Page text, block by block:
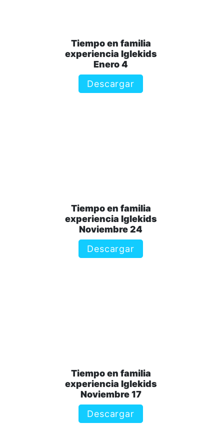
Tiempo en familia
experiencia Iglekids
Enero 4
Descargar
Tiempo en familia
experiencia Iglekids
Noviembre 24
Descargar
Tiempo en familia
experiencia Iglekids
Noviembre 17
Descargar